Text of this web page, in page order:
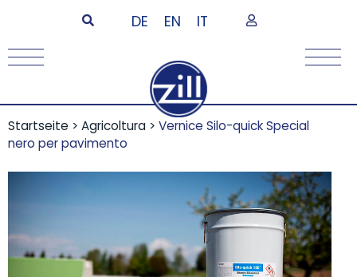
DE EN IT
Startseite > Agricoltura > Vernice Silo-quick Special
nero per pavimento